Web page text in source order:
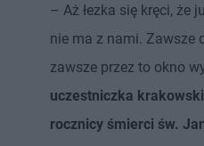
– Aż łezka się kręci, że
nie ma z nami. Zawsze
zawsze przez to okno
uczestniczka
rocznicy śmierci św.